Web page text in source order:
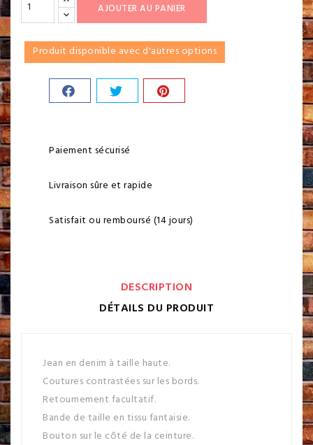
AJOUTER AU PANIER
Produit disponible avec d'autres options
Paiement sécurisé
Livraison sûre et rapide
Satisfait ou remboursé (14 jours)
DESCRIPTION
DÉTAILS DU PRODUIT
Jean en denim à taille haute.
Coutures contrastées sur les bords.
Retournement facultatif.
Bande de taille en tissu fantaisie.
Bouton sur le côté de la ceinture.